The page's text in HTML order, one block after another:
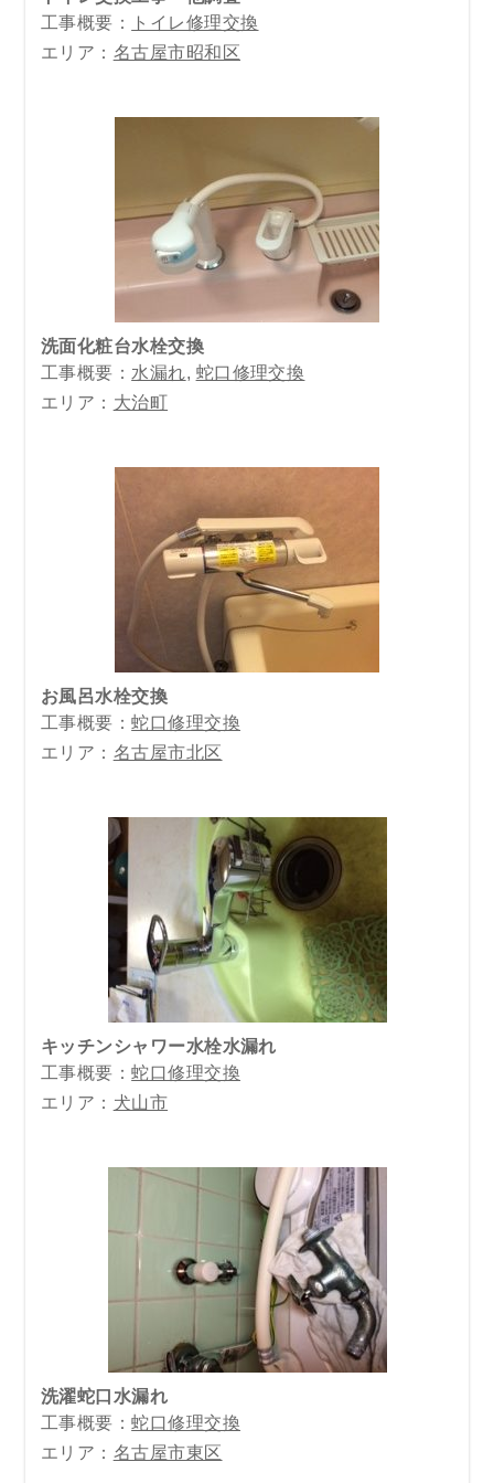
工事概要：
トイレ修理交換
エリア： 名古屋市昭和区
洗面化粧台水栓交換
工事概要： 水漏れ
蛇口修理交換
エリア： 大治町
お風呂水栓交換
工事概要：蛇口修理交換
エリア： 名古屋市北区
キッチンシャワー水栓水漏れ
工事概要：蛇口修理交換
エリア： 犬山市
洗濯蛇口水漏れ
工事概要：蛇口修理交換
エリア： 名古屋市東区